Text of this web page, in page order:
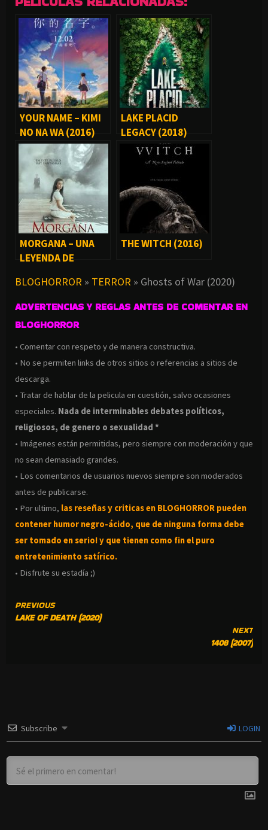
YOUR NAME – KIMI
NO NA WA (2016)
LAKE PLACID
LEGACY (2018)
MORGANA – UNA
LEYENDA DE
THE WITCH (2016)
BLOGHORROR » TERROR » Ghosts of War (2020)
ADVERTENCIAS Y REGLAS ANTES DE COMENTAR EN
BLOGHORROR
• Comentar con respeto y de manera constructiva.
• No se permiten links de otros sitios o referencias a sitios de
descarga.
• Tratar de hablar de la pelicula en cuestión, salvo ocasiones
especiales. Nada de interminables debates políticos,
religiosos, de genero o sexualidad *
• Imágenes están permitidas, pero siempre con moderación y que
no sean demasiado grandes.
• Los comentarios de usuarios nuevos siempre son moderados
antes de publicarse.
• Por ultimo, las reseñas y criticas en BLOGHORROR pueden
contener humor negro-ácido, que de ninguna forma debe
ser tomado en serio! y que tienen como fin el puro
entretenimiento satírico.
• Disfrute su estadía ;)
CONTINUE
READING
PREVIOUS
LAKE OF DEATH (2020)
NEXT
1408 (2007)
Subscribe LOGIN